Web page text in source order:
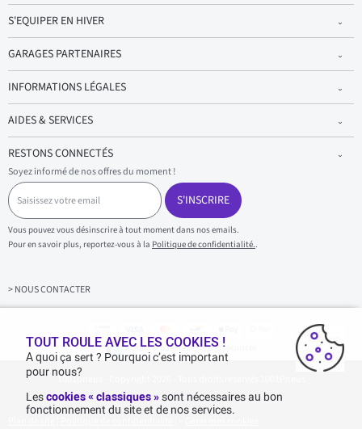
S'EQUIPER EN HIVER
GARAGES PARTENAIRES
INFORMATIONS LÉGALES
AIDES & SERVICES
RESTONS CONNECTÉS
Soyez informé de nos offres du moment !
S
a
i
s
i
s
z
v
S'INSCRIRE
Vous pouvez vous désinscrire à tout moment dans nos emails.
Pour en savoir plus, reportez-vous à la Politique de confidentialité..
> NOUS CONTACTER
Achats & paiements 100% sécurisés
1001pneus - Copyright 2026 - Tous droits réservés 1001Pneus
TOUT ROULE AVEC LES COOKIES !
A quoi ça sert ? Pourquoi c’est important
pour nous?
Lescookies « classiques »sont nécessaires au bon
fonctionnement du site et de nos services.